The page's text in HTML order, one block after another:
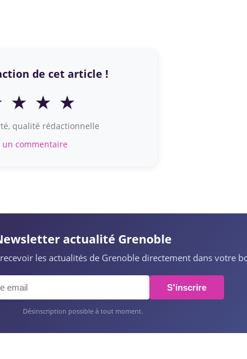
de cet article !
★ ★ ★
qualité rédactionnelle
commentaire
actualité Grenoble
les actualités de Grenoble directement dans votre
S'inscrire
Désinscription possible à tout moment.